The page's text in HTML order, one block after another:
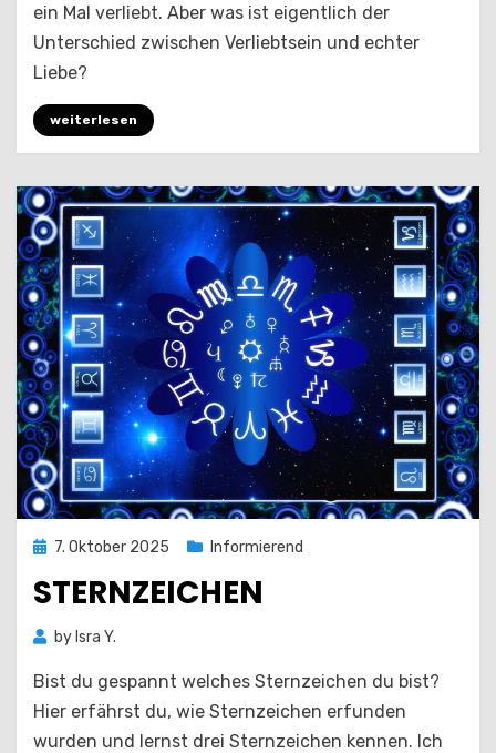
ein Mal verliebt. Aber was ist eigentlich der
Unterschied zwischen Verliebtsein und echter
Liebe?
weiterlesen
Posted
7. Oktober 2025 Informierend
STERNZEICHEN
by Isra Y.
Bist du gespannt welches Sternzeichen du bist?
Hier erfährst du, wie Sternzeichen erfunden
wurden und lernst drei Sternzeichen kennen. Ich